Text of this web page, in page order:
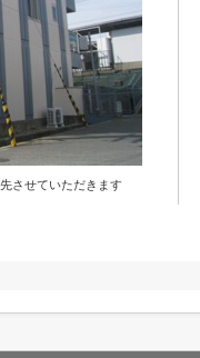
させていただきます